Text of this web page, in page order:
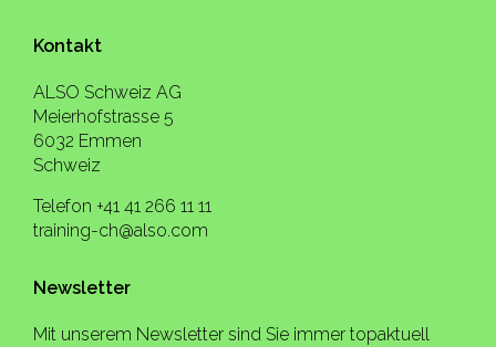
Kontakt
ALSO Schweiz AG
Meierhofstrasse 5
6032 Emmen
Schweiz
Telefon +41 41 266 11 11
training-ch@also.com
Newsletter
Mit unserem Newsletter sind Sie immer topaktuell